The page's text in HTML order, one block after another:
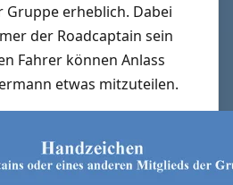
Gruppe erheblich. Dabei
der Roadcaptain sein
Fahrer können Anlass
etwas mitzuteilen.